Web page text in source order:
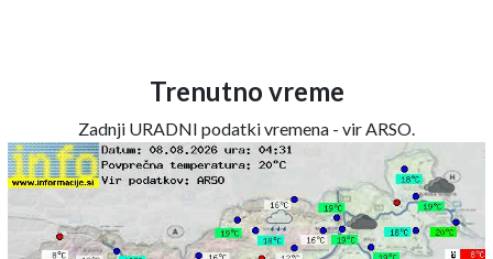
Trenutno vreme
Zadnji URADNI podatki vremena - vir ARSO.